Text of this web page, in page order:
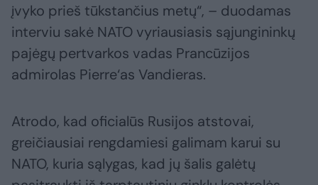
įvyko prieš tūkstančius metų“, – duodamas
interviu sakė NATO vyriausiasis sąjungininkų
pajėgų pertvarkos vadas Prancūzijos
admirolas Pierre‘as Vandieras.
Atrodo, kad oficialūs Rusijos atstovai,
greičiausiai rengdamiesi galimam karui su
NATO, kuria sąlygas, kad jų šalis galėtų